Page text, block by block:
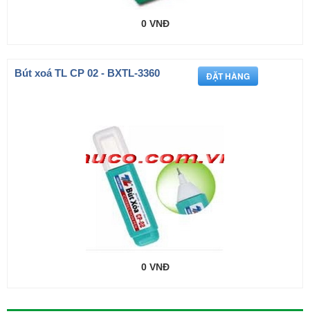
0 VNĐ
Bút xoá TL CP 02 - BXTL-3360
0 VNĐ